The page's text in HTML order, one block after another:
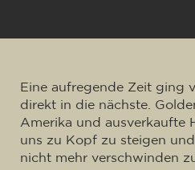
Eine aufregende Zeit ging
direkt in die nächste.
Amerika und ausverkaufte
uns zu Kopf zu steigen
nicht mehr verschwinden